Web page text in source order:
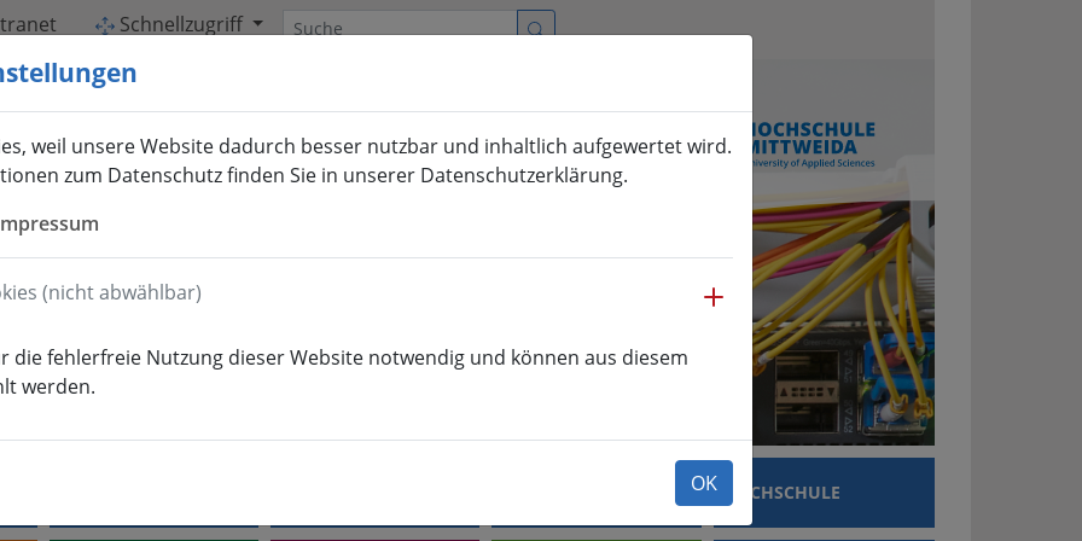
Schnellzugriff
Suche
HOCHSCHULE
weil unsere Website dadurch besser nutzbar und inhaltlich aufgewertet wird.
zum Datenschutz finden Sie in unserer Datenschutzerklärung.
(nicht abwählbar) mehr
die fehlerfreie Nutzung dieser Website notwendig und können aus diesem
werden.
OK